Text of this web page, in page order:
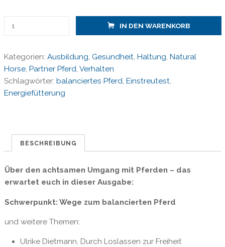
2018/
Wege
zum
balancierten
IN DEN WARENKORB
Kategorien: Ausbildung, Gesundheit, Haltung, Natural
Horse, Partner Pferd, Verhalten
Schlagwörter: balanciertes Pferd, Einstreutest,
Energiefütterung
BESCHREIBUNG
Über den achtsamen Umgang mit Pferden – das
erwartet euch in dieser Ausgabe:
Schwerpunkt: Wege zum balancierten Pferd
und weitere Themen:
Ulrike Dietmann, Durch Loslassen zur Freiheit